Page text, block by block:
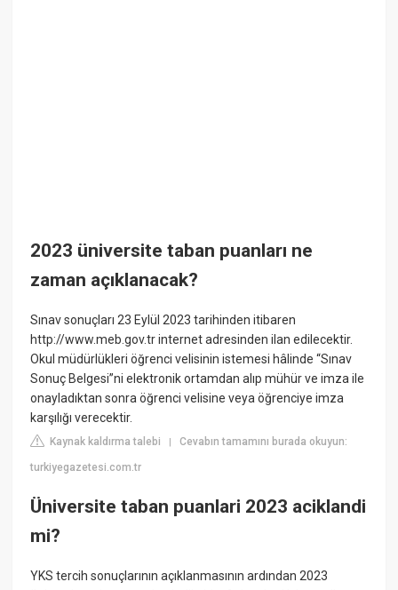
2023 üniversite taban puanları ne
zaman açıklanacak?
Sınav sonuçları 23 Eylül 2023 tarihinden itibaren
http://www.meb.gov.tr internet adresinden ilan edilecektir.
Okul müdürlükleri öğrenci velisinin istemesi hâlinde “Sınav
Sonuç Belgesi”ni elektronik ortamdan alıp mühür ve imza ile
onayladıktan sonra öğrenci velisine veya öğrenciye imza
karşılığı verecektir.
Kaynak kaldırma talebi |Cevabın tamamını burada okuyun:
turkiyegazetesi.com.tr
Üniversite taban puanlari 2023 aciklandi
mi?
YKS tercih sonuçlarının açıklanmasının ardından 2023